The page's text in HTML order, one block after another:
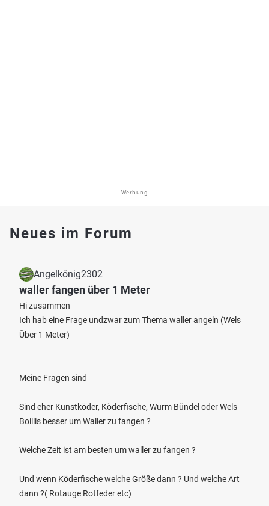
Werbung
Neues im Forum
Angelkönig2302
waller fangen über 1 Meter
Hi zusammen
Ich hab eine Frage undzwar zum Thema waller angeln (Wels
Über 1 Meter)
Meine Fragen sind
Sind eher Kunstköder, Köderfische, Wurm Bündel oder Wels
Boillis besser um Waller zu fangen ?
Welche Zeit ist am besten um waller zu fangen ?
Und wenn Köderfische welche Größe dann ? Und welche Art
dann ?( Rotauge Rotfeder etc)